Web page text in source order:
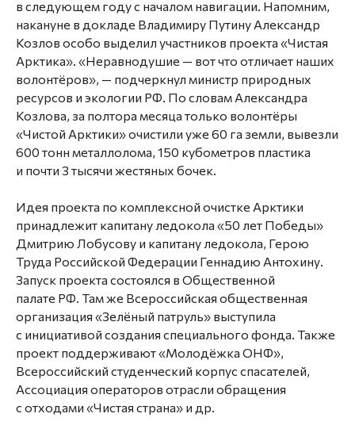
в следующем году с началом навигации. Напомним,
накануне в докладе Владимиру Путину Александр
Козлов особо выделил участников проекта «Чистая
Арктика». «Неравнодушие — вот что отличает наших
волонтёров», — подчеркнул министр природных
ресурсов и экологии РФ. По словам Александра
Козлова, за полтора месяца только волонтёры
«Чистой Арктики» очистили уже 60 га земли, вывезли
600 тонн металлолома, 150 кубометров пластика
и почти 3 тысячи жестяных бочек.
Идея проекта по комплексной очистке Арктики
принадлежит капитану ледокола «50 лет Победы»
Дмитрию Лобусову и капитану ледокола, Герою
Труда Российской Федерации Геннадию Антохину.
Запуск проекта состоялся в Общественной
палате РФ. Там же Всероссийская общественная
организация «Зелёный патруль» выступила
с инициативой создания специального фонда. Также
проект поддерживают «Молодёжка ОНФ»,
Всероссийский студенческий корпус спасателей,
Ассоциация операторов отрасли обращения
с отходами «Чистая страна» и др.